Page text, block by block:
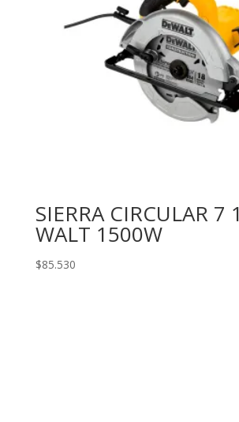
SIERRA CIRCULAR 7
WALT 1500W
$85.530